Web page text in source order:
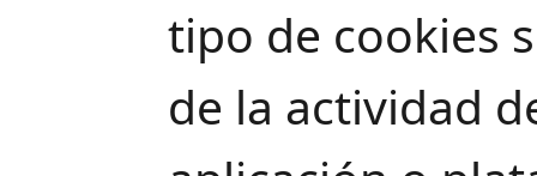
tipo de cookies
de la actividad